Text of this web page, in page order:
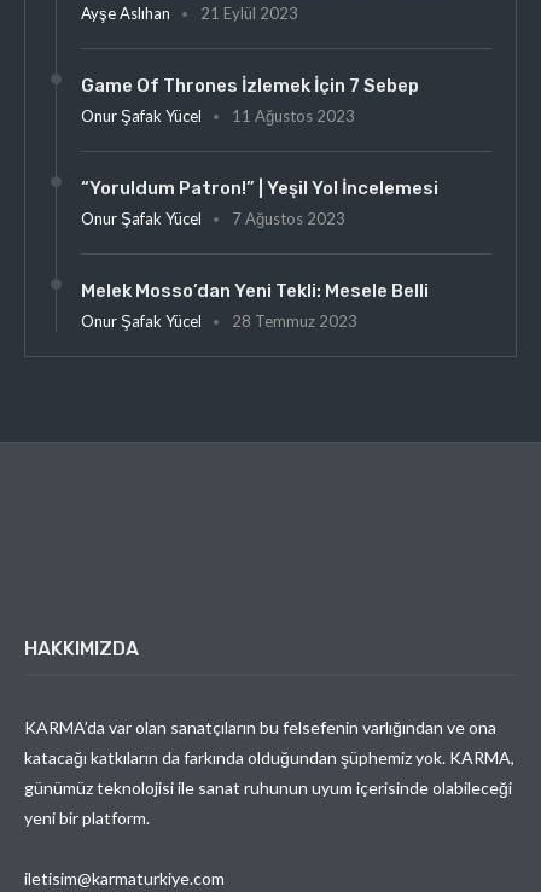
Ayşe Aslıhan 21 Eylül 2023
Game Of Thrones İzlemek İçin 7 Sebep
Onur Şafak Yücel 11 Ağustos 2023
“Yoruldum Patron!” | Yeşil Yol İncelemesi
Onur Şafak Yücel 7 Ağustos 2023
Melek Mosso’dan Yeni Tekli: Mesele Belli
Onur Şafak Yücel 28 Temmuz 2023
HAKKIMIZDA
KARMA’da var olan sanatçıların bu felsefenin varlığından ve ona
katacağı katkıların da farkında olduğundan şüphemiz yok. KARMA,
günümüz teknolojisi ile sanat ruhunun uyum içerisinde olabileceği
yeni bir platform.
iletisim@karmaturkiye.com